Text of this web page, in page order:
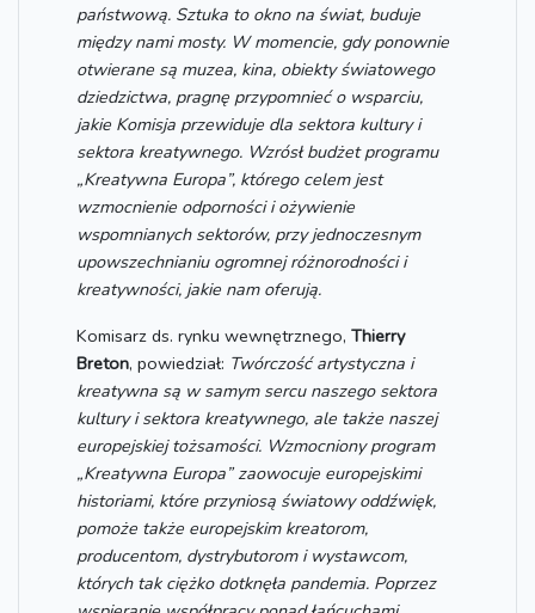
państwową. Sztuka to okno na świat, buduje
między nami mosty. W momencie, gdy ponownie
otwierane są muzea, kina, obiekty światowego
dziedzictwa, pragnę przypomnieć o wsparciu,
jakie Komisja przewiduje dla sektora kultury i
sektora kreatywnego. Wzrósł budżet programu
„Kreatywna Europa”, którego celem jest
wzmocnienie odporności i ożywienie
wspomnianych sektorów, przy jednoczesnym
upowszechnianiu ogromnej różnorodności i
kreatywności, jakie nam oferują.
Komisarz ds. rynku wewnętrznego, Thierry
Breton, powiedział: Twórczość artystyczna i
kreatywna są w samym sercu naszego sektora
kultury i sektora kreatywnego, ale także naszej
europejskiej tożsamości. Wzmocniony program
„Kreatywna Europa” zaowocuje europejskimi
historiami, które przyniosą światowy oddźwięk,
pomoże także europejskim kreatorom,
producentom, dystrybutorom i wystawcom,
których tak ciężko dotknęła pandemia. Poprzez